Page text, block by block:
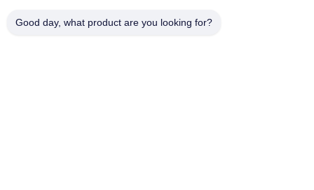
Good day, what product are you looking for?